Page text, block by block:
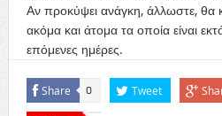
Αν προκύψει ανάγκη, άλλωστε, θα
ακόμα και άτομα τα οποία είναι
επόμενες ημέρες.
Share 0 Tweet